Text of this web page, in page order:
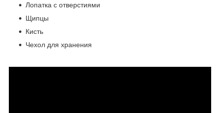
Лопатка с отверстиями
Щипцы
Кисть
Чехол для хранения